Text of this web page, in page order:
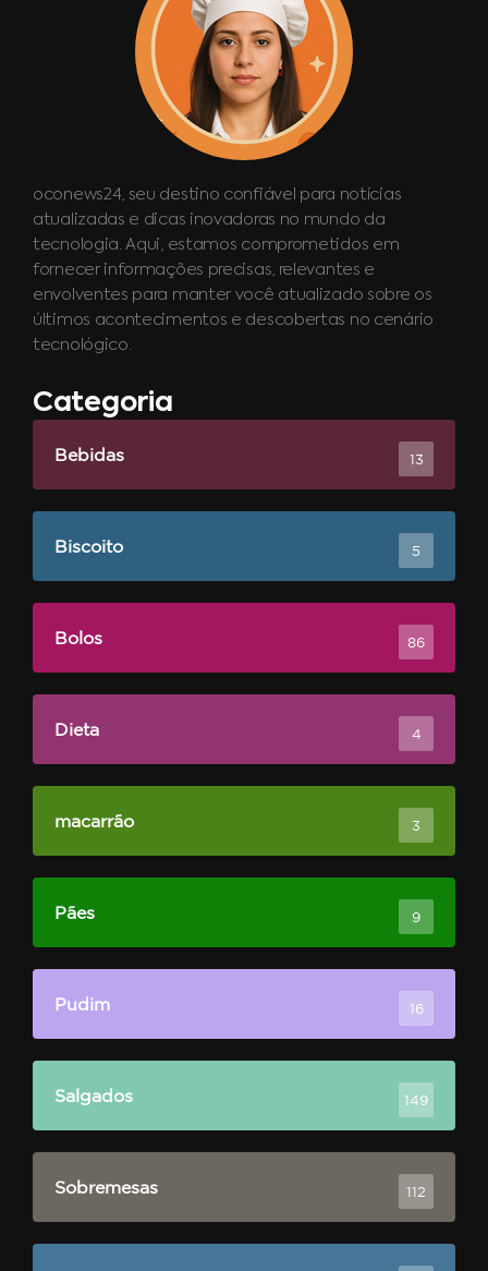
oconews24, seu destino confiável para notícias
atualizadas e dicas inovadoras no mundo da
tecnologia. Aqui, estamos comprometidos em
fornecer informações precisas, relevantes e
envolventes para manter você atualizado sobre os
últimos acontecimentos e descobertas no cenário
tecnológico.
Categoria
Bebidas 13
Biscoito 5
Bolos 86
Dieta 4
macarrão 3
Pães 9
Pudim 16
Salgados 149
Sobremesas 112